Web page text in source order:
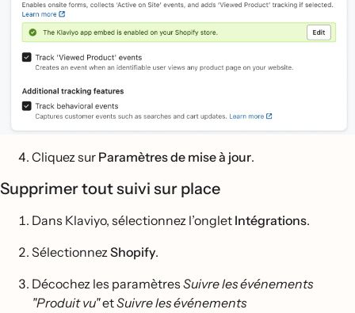
Cliquez sur Paramètres de mise à jour.
Supprimer tout suivi sur place
Dans Klaviyo, sélectionnez l’onglet Intégrations.
Sélectionnez Shopify.
Décochez les paramètres Suivre les événements
"Produit vu"etSuivre les événements